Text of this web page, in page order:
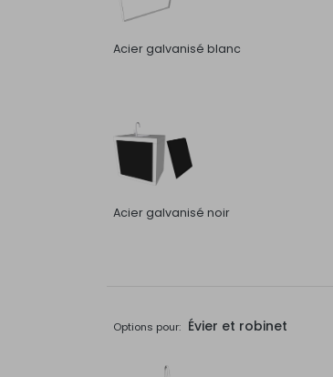
Acier galvanisé blanc
Acier galvanisé noir
Options pour: Évier et robinet